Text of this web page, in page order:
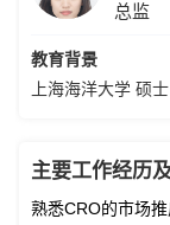
总监
教育背景
上海海洋大学 硕士
主要工作经历
熟悉CRO的市场